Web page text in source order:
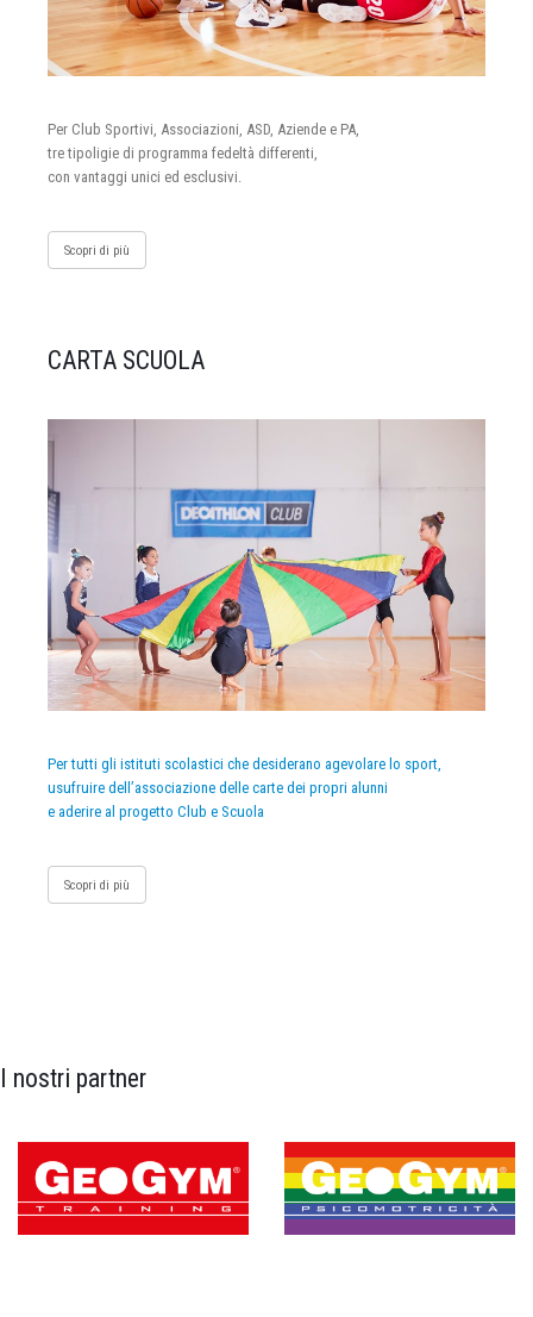
Per Club Sportivi, Associazioni, ASD, Aziende e PA,
tre tipoligie di programma fedeltà differenti,
con vantaggi unici ed esclusivi.
Scopri di più
CARTA SCUOLA
Per tutti gli istituti scolastici che desiderano agevolare lo sport,
usufruire dell’associazione delle carte dei propri alunni
e aderire al progetto Club e Scuola
Scopri di più
I nostri partner